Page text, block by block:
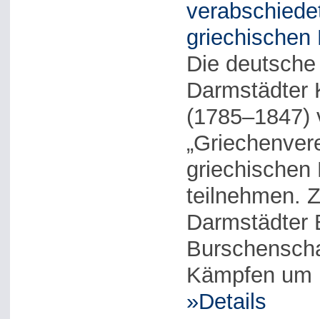
griechischen
Die
Darmstädter
griechischen
teilnehmen.
Darmstädter
Kämpfen
»Details